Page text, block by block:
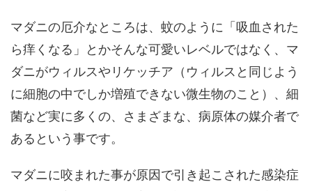
マダニの厄介なところは、蚊のように「吸血された
ら痒くなる」とかそんな可愛いレベルではなく、マ
ダニがウィルスやリケッチア（ウィルスと同じよう
に細胞の中でしか増殖できない微生物のこと）、細
菌など実に多くの、さまざまな、病原体の媒介者で
あるという事です。
マダニに咬まれた事が原因で引き起こされた感染症